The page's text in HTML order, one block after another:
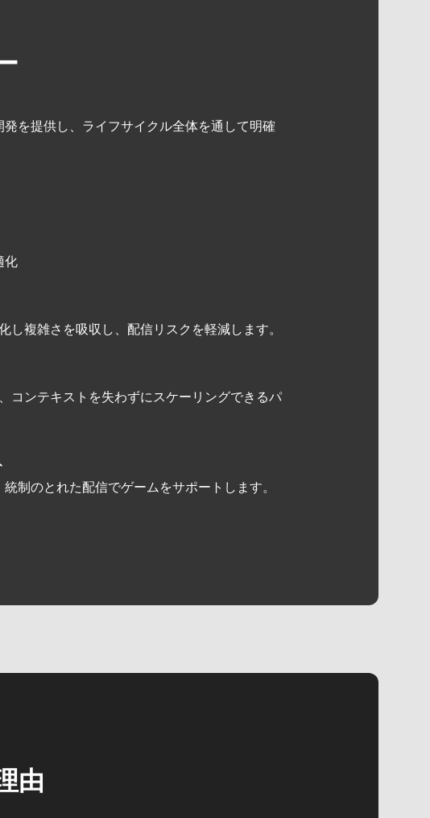
を提供し、ライフサイクル全体を通して明確
化
複雑さを吸収し、配信リスクを軽減します。
コンテキストを失わずにスケーリングできるパ
制のとれた配信でゲームをサポートします。
由